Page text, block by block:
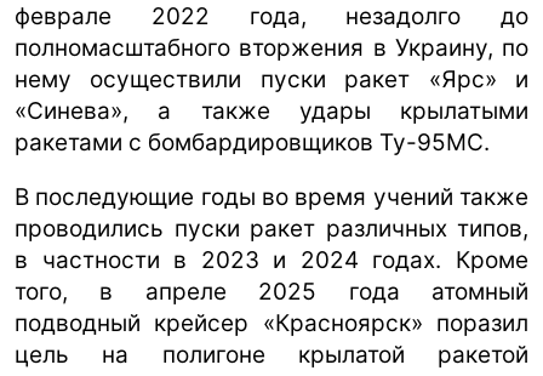
феврале 2022 года, незадолго до
полномасштабного вторжения в Украину, по
нему осуществили пуски ракет «Ярс» и
«Синева», а также удары крылатыми
ракетами с бомбардировщиков Ту-95МС.
В последующие годы во время учений также
проводились пуски ракет различных типов,
в частности в 2023 и 2024 годах. Кроме
того, в апреле 2025 года атомный
подводный крейсер «Красноярск» поразил
цель на полигоне крылатой ракетой